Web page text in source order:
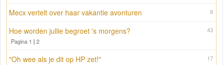
6
Mecx vertelt over haar vakantie avonturen
43
Hoe worden jullie begroet 's morgens?
Pagina 1 | 2
17
"Oh wee als je dit op HP zet!"